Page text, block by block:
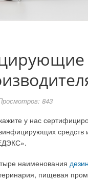
843
у нас
средств
наименования
пищевая